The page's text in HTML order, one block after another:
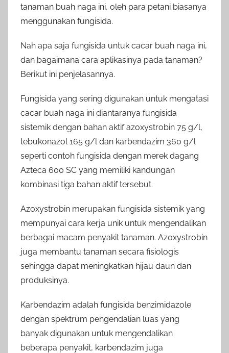
tanaman buah naga ini, oleh para petani biasanya
menggunakan fungisida.
Nah apa saja fungisida untuk cacar buah naga ini,
dan bagaimana cara aplikasinya pada tanaman?
Berikut ini penjelasannya.
Fungisida yang sering digunakan untuk mengatasi
cacar buah naga ini diantaranya fungisida
sistemik dengan bahan aktif azoxystrobin 75 g/l,
tebukonazol 165 g/l dan karbendazim 360 g/l
seperti contoh fungisida dengan merek dagang
Azteca 600 SC yang memiliki kandungan
kombinasi tiga bahan aktif tersebut.
Azoxystrobin merupakan fungisida sistemik yang
mempunyai cara kerja unik untuk mengendalikan
berbagai macam penyakit tanaman. Azoxystrobin
juga membantu tanaman secara fisiologis
sehingga dapat meningkatkan hijau daun dan
produksinya.
Karbendazim adalah fungisida benzimidazole
dengan spektrum pengendalian luas yang
banyak digunakan untuk mengendalikan
beberapa penyakit, karbendazim juga